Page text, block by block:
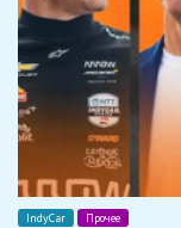
IndyCar Прочее